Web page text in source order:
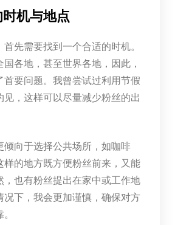
机与地点
先需要找到一个合适的时机。
国各地，甚至世界各地，因此，
首要问题。我曾尝试过利用节假
见，这样可以尽量减少粉丝的出
倾向于选择公共场所，如咖啡
样的地方既方便粉丝前来，又能
，也有粉丝提出在家中或工作地
况下，我会更加谨慎，确保对方